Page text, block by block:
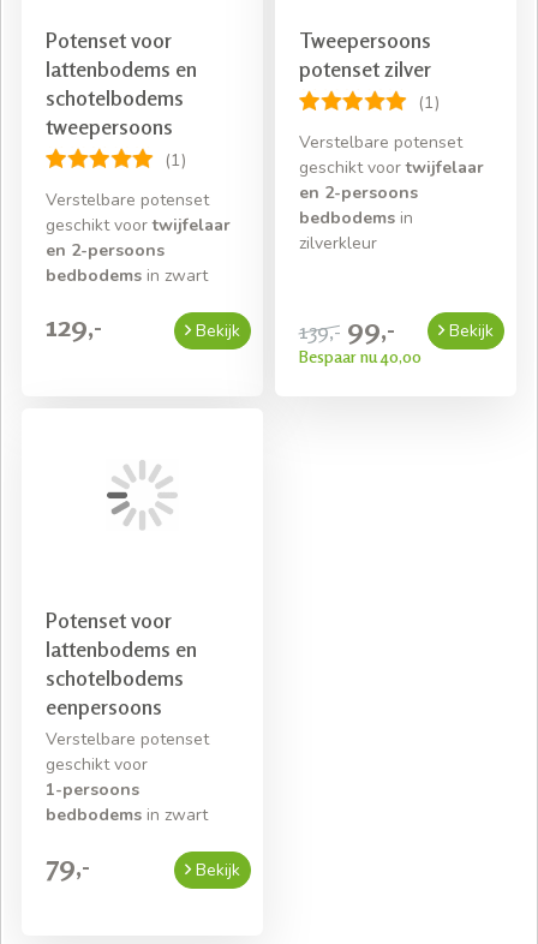
Potenset voor
lattenbodems en
schotelbodems
tweepersoons
(1)
Verstelbare potenset
geschikt voortwijfelaar
en 2-persoons
bedbodems in zwart
129,- Bekijk
Tweepersoons
potenset zilver
(1)
Verstelbare potenset
geschikt voortwijfelaar
en 2-persoons
bedbodems in
zilverkleur
139,- 99,-
Bespaar nu 40,00
Bekijk
Potenset voor
lattenbodems en
schotelbodems
eenpersoons
Verstelbare potenset
geschikt voor
1-persoons
bedbodems in zwart
79,- Bekijk